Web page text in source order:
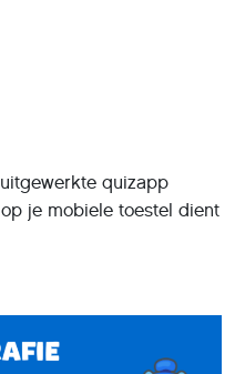
quiz­app
je mobiele toestel dient